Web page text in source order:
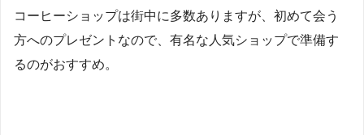
コーヒーショップは街中に多数ありますが、初めて会う
方へのプレゼントなので、有名な人気ショップで準備す
るのがおすすめ。